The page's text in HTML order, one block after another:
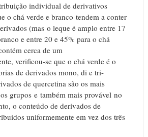
individual de derivativos
o chá verde e branco tendem a conter
(mas o leque é amplo entre 17
e entre 20 e 45% para o chá
cerca de um
verificou-se que o chá verde é o
de derivados mono, di e tri-
de quercetina são os mais
grupos e também mais provável no
o conteúdo de derivados de
uniformemente em vez dos três